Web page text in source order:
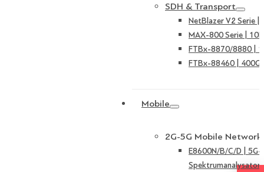
SDH & Transport
NetBlazer V2 Serie |
MAX-800 Serie |
FTBx-8870/8880 |
FTBx-88460 | 400G
Mobile
2G-5G Mobile
E8600N/B/C/D | 5G-
Spektrumanalysator